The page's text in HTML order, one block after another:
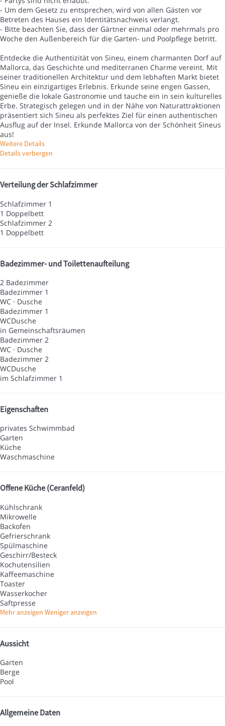
- Um dem Gesetz zu entsprechen, wird von allen Gästen vor
Betreten des Hauses ein Identitätsnachweis verlangt.
- Bitte beachten Sie, dass der Gärtner einmal oder mehrmals pro
Woche den Außenbereich für die Garten- und Poolpflege betritt.
Entdecke die Authentizität von Sineu, einem charmanten Dorf auf
Mallorca, das Geschichte und mediterranen Charme vereint. Mit
seiner traditionellen Architektur und dem lebhaften Markt bietet
Sineu ein einzigartiges Erlebnis. Erkunde seine engen Gassen,
genieße die lokale Gastronomie und tauche ein in sein kulturelles
Erbe. Strategisch gelegen und in der Nähe von Naturattraktionen
präsentiert sich Sineu als perfektes Ziel für einen authentischen
Ausflug auf der Insel. Erkunde Mallorca von der Schönheit Sineus
aus!
Weitere Details
Details verbergen
Verteilung der Schlafzimmer
Schlafzimmer 1
1 Doppelbett
Schlafzimmer 2
1 Doppelbett
Badezimmer- und Toilettenaufteilung
2 Badezimmer
Badezimmer 1
WC · Dusche
Badezimmer 1
WCDusche
in Gemeinschaftsräumen
Badezimmer 2
WC · Dusche
Badezimmer 2
WCDusche
im Schlafzimmer 1
Eigenschaften
privates Schwimmbad
Garten
Küche
Waschmaschine
Offene Küche (Ceranfeld)
Kühlschrank
Mikrowelle
Backofen
Gefrierschrank
Spülmaschine
Geschirr/Besteck
Kochutensilien
Kaffeemaschine
Toaster
Wasserkocher
Saftpresse
Mehr anzeigen Weniger anzeigen
Aussicht
Garten
Berge
Pool
Allgemeine Daten